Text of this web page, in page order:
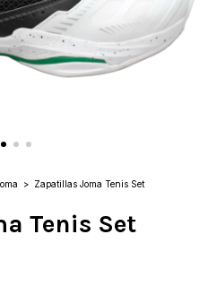
> Zapatillas Joma Tenis Set
Tenis Set